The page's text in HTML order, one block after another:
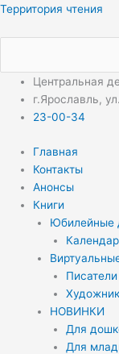
Перейти
Территория чтения
Центральная
г.Ярославль,
23-00-34
Меню
Главная
Контакты
Анонсы
Книги
Юбилейные
НОВИНКИ
Для
Для
Меню